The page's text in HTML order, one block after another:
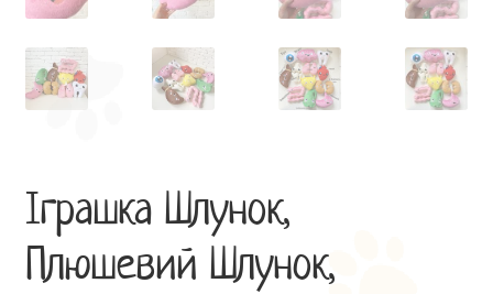
Іграшка Шлунок,
Плюшевий Шлунок,